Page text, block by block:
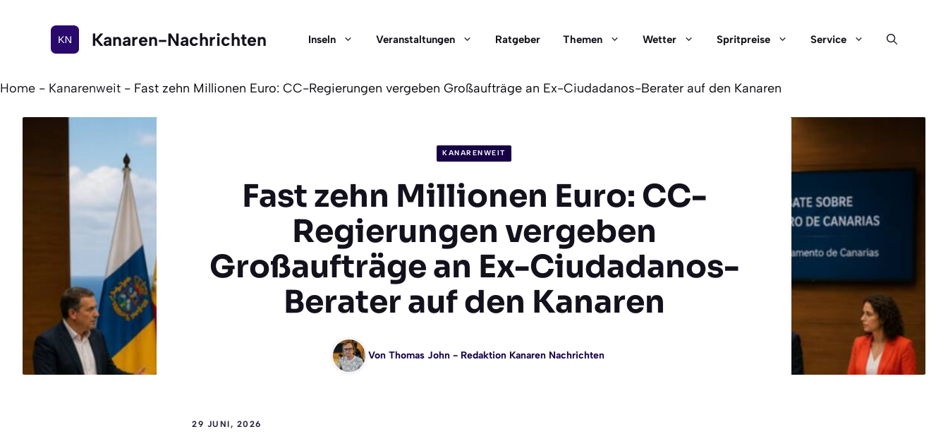
Kanaren-Nachrichten Inseln Veranstaltungen Ratgeber Themen Wetter Spritpreise Service
Home - Kanarenweit - Fast zehn Millionen Euro: CC-Regierungen vergeben Großaufträge an Ex-Ciudadanos-Berater auf den Kanaren
KANARENWEIT
Fast zehn Millionen Euro: CC-
Regierungen vergeben
Großaufträge an Ex-Ciudadanos-
Berater auf den Kanaren
Von Thomas John- Redaktion Kanaren Nachrichten
29 JUNI, 2026